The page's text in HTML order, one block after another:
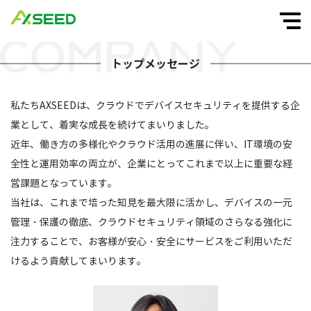
トップメッセージ
私たちAXSEEDは、クラウドでデバイスセキュリティを提供する企
業として、着実な成長を続けてまいりました。
近年、働き方の多様化やクラウド活用の進展に伴い、IT環境の安
全性と運用効率の両立が、企業にとってこれまで以上に重要な経
営課題となっています。
当社は、これまで培った知見を最大限に活かし、デバイスの一元
管理・保護の徹底、クラウドセキュリティ領域のさらなる強化に
注力することで、お客様が安心・安全にサービスをご利用いただ
けるよう貢献してまいります。